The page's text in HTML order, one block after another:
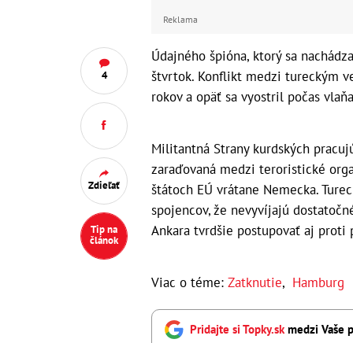
4
Zdieľať
Tip na
článok
Reklama
Údajného špióna, ktorý sa
štvrtok. Konflikt medzi tureckým
rokov a opäť sa vyostril počas
Militantná Strany kurdských
zaraďovaná medzi teroristické
štátoch EÚ vrátane Nemecka.
spojencov, že nevyvíjajú
Ankara tvrdšie postupovať aj
Viac o téme: Zatknutie, Hamburg
Pridajte si Topky.skmedzi Vaše